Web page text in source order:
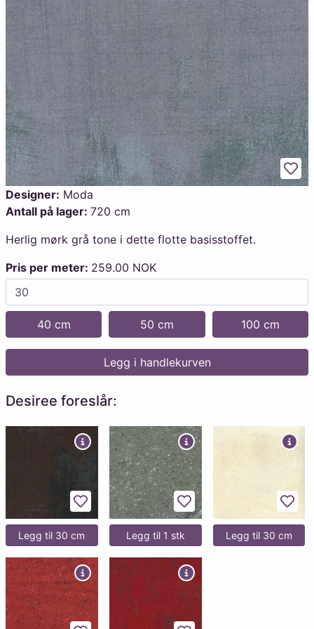
Designer: Moda
Antall på lager: 720 cm
Herlig mørk grå tone i dette flotte basisstoffet.
Pris per meter: 259.00 NOK
40 cm 50 cm 100 cm
Legg i handlekurven
Desiree foreslår:
Legg til favoritter
Legg til 30 cm
Legg til favoritter
Legg til 1 stk Legg til 30 cm